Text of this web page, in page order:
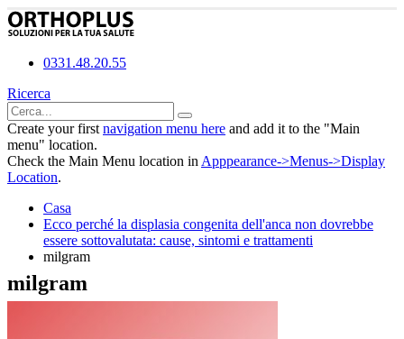
0331.48.20.55
Ricerca
Create your first navigation menu here and add it to the "Main
menu" location.
Check the Main Menu location in Apppearance->Menus->Display
Location.
Casa
Ecco perché la displasia congenita dell'anca non dovrebbe
essere sottovalutata: cause, sintomi e trattamenti
milgram
milgram